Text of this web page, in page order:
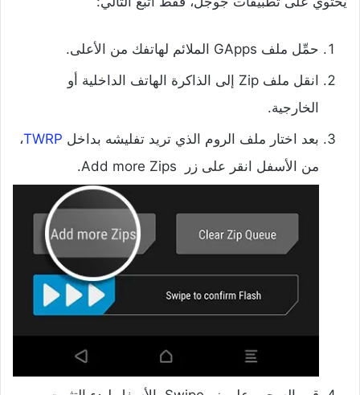
حمِّل ملف GApps الملائم لهاتفك من الأعلى.
انقل ملف Zip إلى الذاكرة الهاتف الداخلية أو
الخارجية.
بعد اختار ملف الروم الذي تريد تفليشه بداخل TWRP،
من الأسفل انقر على زر Add more Zips.